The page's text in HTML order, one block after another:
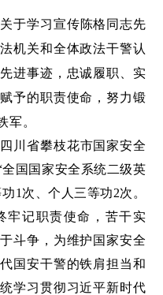
于学习宣传陈格同志先
机关和全体政法干警认
进事迹，忠诚履职、实
予的职责使命，努力锻
军。
川省攀枝花市国家安全
国国家安全系统二级英
1次、个人三等功2次。
牢记职责使命，苦干实
斗争，为维护国家安全
国安干警的铁肩担当和
学习贯彻习近平新时代